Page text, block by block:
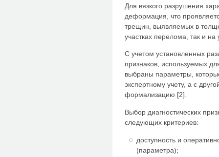
Для вязкого разрушения
деформация, что
трещин, выявляемых в
участках перелома, так и
С учетом установленных
признаков, используемых
выбраны параметры,
экспертному учету, а с
формализацию [2].
Выбор диагностических
следующих критериев:
доступность и
(параметра);